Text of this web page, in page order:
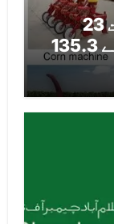
زرعی مشینری کی درآمدات 23
فیصد سے زائد کے اضافہ سے 135.3